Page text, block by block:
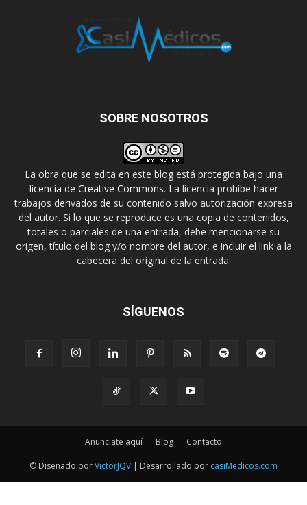
SOBRE NOSOTROS
La obra que se edita en este blog está protegida bajo una
licencia de Creative Commons. La licencia prohíbe hacer
trabajos derivados de su contenido salvo autorización expresa
del autor. Si lo que se reproduce es una copia de contenidos,
totales o parciales de una entrada, debe mencionarse su
origen, título del blog y/o nombre del autor, e incluir el link a la
cabecera del original de la entrada.
SÍGUENOS
Anunciate aquí Blog Contacto
© Diseñado porVictorJQV | Desarrollado por casiMedicos.com